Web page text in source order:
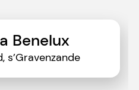
Benelux
s’Gravenzande